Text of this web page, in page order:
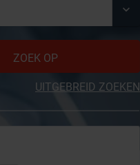
ZOEK OP
UITGEBREID ZOEKEN